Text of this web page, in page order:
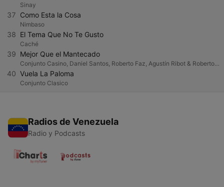
Sinay
37 Como Esta la Cosa
Nimbaso
38 El Tema Que No Te Gusto
Caché
39 Mejor Que el Mantecado
Conjunto Casino, Daniel Santos, Roberto Faz, Agustín Ribot & Roberto Espi
40 Vuela La Paloma
Conjunto Clasico
Radios de Venezuela
Radio y Podcasts